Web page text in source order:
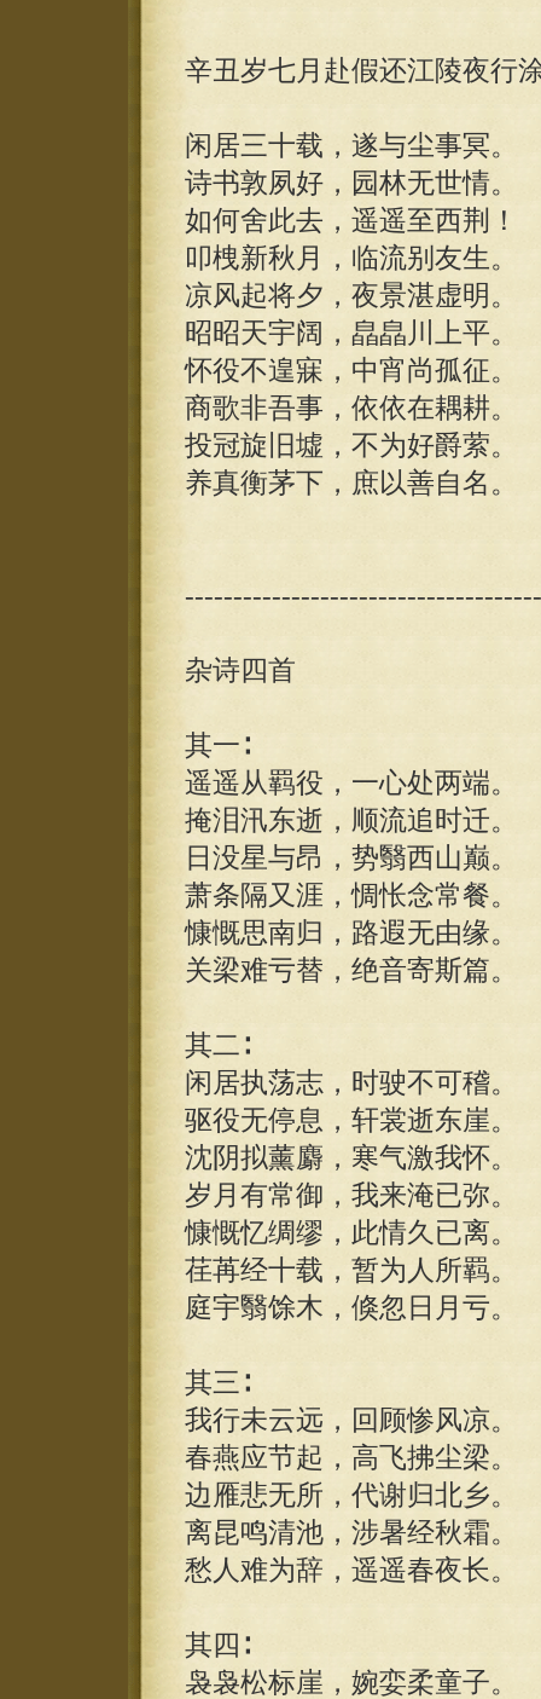
辛丑岁七月赴假还江陵夜行
闲居三十载，遂与尘事冥。
诗书敦夙好，园林无世情。
如何舍此去，遥遥至西荆！
叩栧新秋月，临流别友生。
凉风起将夕，夜景湛虚明。
昭昭天宇阔，皛皛川上平。
怀役不遑寐，中宵尚孤征。
商歌非吾事，依依在耦耕。
投冠旋旧墟，不为好爵萦。
养真衡茅下，庶以善自名。
杂诗四首
其一∶
遥遥从羁役，一心处两端。
掩泪汛东逝，顺流追时迁。
日没星与昂，势翳西山巅。
萧条隔又涯，惆怅念常餐。
慷慨思南归，路遐无由缘。
关梁难亏替，绝音寄斯篇。
其二∶
闲居执荡志，时驶不可稽。
驱役无停息，轩裳逝东崖。
沈阴拟薰麝，寒气激我怀。
岁月有常御，我来淹已弥。
慷慨忆绸缪，此情久已离。
荏苒经十载，暂为人所羁。
庭宇翳馀木，倏忽日月亏。
其三∶
我行未云远，回顾惨风凉。
春燕应节起，高飞拂尘梁。
边雁悲无所，代谢归北乡。
离昆鸣清池，涉暑经秋霜。
愁人难为辞，遥遥春夜长。
其四∶
袅袅松标崖，婉娈柔童子。